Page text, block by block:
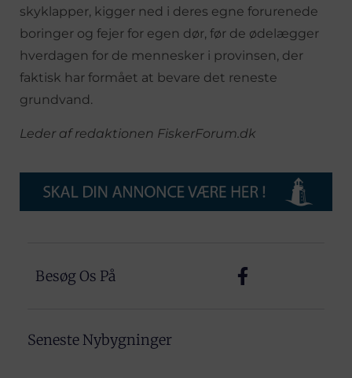
skyklapper, kigger ned i deres egne forurenede
boringer og fejer for egen dør, før de ødelægger
hverdagen for de mennesker i provinsen, der
faktisk har formået at bevare det reneste
grundvand.
Leder af redaktionen FiskerForum.dk
Besøg Os På
Seneste Nybygninger